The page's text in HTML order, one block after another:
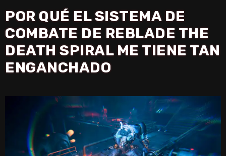
POR QUÉ EL SISTEMA DE
COMBATE DE REBLADE THE
DEATH SPIRAL ME TIENE TAN
ENGANCHADO